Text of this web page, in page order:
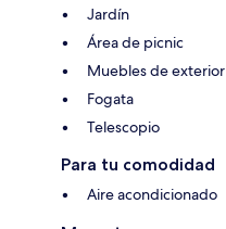
Jardín
Área de picnic
Muebles de exterior
Fogata
Telescopio
Para tu comodidad
Aire acondicionado